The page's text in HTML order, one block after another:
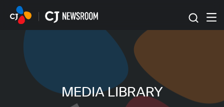
본문 바로가기
MEDIA LIBRARY